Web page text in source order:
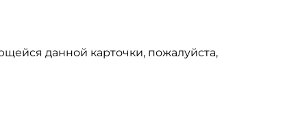
данной карточки, пожалуйста,